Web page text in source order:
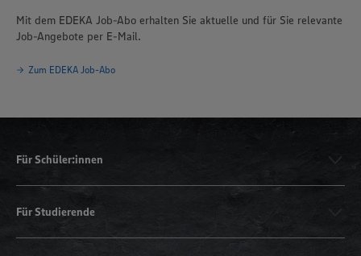
Mit dem EDEKA Job-Abo erhalten Sie aktuelle und für Sie relevante
Job-Angebote per E-Mail.
Zum EDEKA Job-Abo
Für Schüler:innen
Für Studierende